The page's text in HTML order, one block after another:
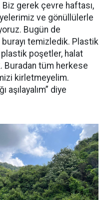
gerek çevre haftası,
ve gönüllülerle
Bugün de
temizledik. Plastik
poşetler, halat
Buradan tüm herkese
kirletmeyelim.
aşılayalım” diye